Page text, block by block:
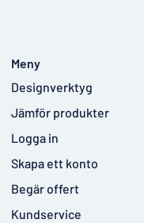
Meny
Designverktyg
Jämför produkter
Logga in
Skapa ett konto
Begär offert
Kundservice